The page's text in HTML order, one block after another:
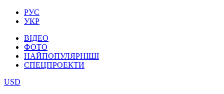
РУС
УКР
ВІДЕО
ФОТО
НАЙПОПУЛЯРНІШІ
СПЕЦПРОЕКТИ
USD